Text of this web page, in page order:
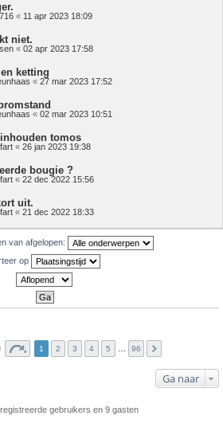
« 11 apr 2023 18:09
niet.
« 02 apr 2023 17:58
ketting
« 27 mar 2023 17:52
« 02 mar 2023 10:51
tomos
« 26 jan 2023 19:38
bougie ?
« 22 dec 2022 15:56
uit.
« 21 dec 2022 18:33
van afgelopen:
op
1 2 3 4 5 96
Ga naar
gebruikers en 9 gasten